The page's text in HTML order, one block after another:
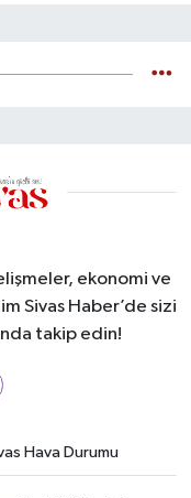
ekonomi ve
Sivas Haber’de sizi
takip edin!
Hava Durumu